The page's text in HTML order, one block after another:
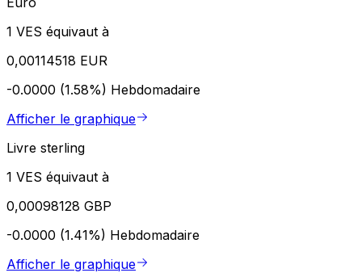
1 VES équivaut à
0,00114518 EUR
-0.0000 (1.58%) Hebdomadaire
Afficher le graphique
Livre sterling
1 VES équivaut à
0,00098128 GBP
-0.0000 (1.41%) Hebdomadaire
Afficher le graphique